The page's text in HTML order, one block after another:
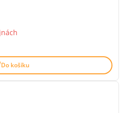
Do košíku